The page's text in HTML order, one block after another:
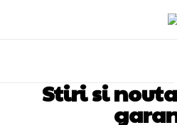
Stiri si